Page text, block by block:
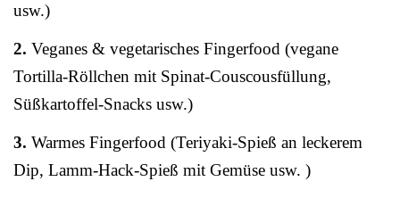
usw.)
2. Veganes & vegetarisches Fingerfood (vegane
Tortilla-Röllchen mit Spinat-Couscousfüllung,
Süßkartoffel-Snacks usw.)
3. Warmes Fingerfood (Teriyaki-Spieß an leckerem
Dip, Lamm-Hack-Spieß mit Gemüse usw. )